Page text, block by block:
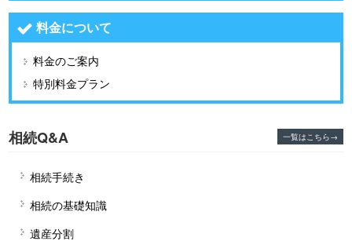
料金について
料金のご案内
特別料金プラン
相続Q&A 一覧はこちら→
相続手続き
相続の基礎知識
遺産分割